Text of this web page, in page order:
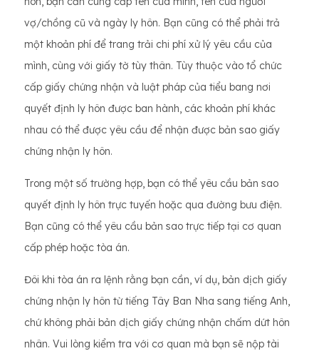
vợ/chồng cũ và ngày ly hôn. Bạn cũng có thể phải trả
một khoản phí để trang trải chi phí xử lý yêu cầu của
mình, cùng với giấy tờ tùy thân. Tùy thuộc vào tổ chức
cấp giấy chứng nhận và luật pháp của tiểu bang nơi
quyết định ly hôn được ban hành, các khoản phí khác
nhau có thể được yêu cầu để nhận được bản sao giấy
chứng nhận ly hôn.
Trong một số trường hợp, bạn có thể yêu cầu bản sao
quyết định ly hôn trực tuyến hoặc qua đường bưu điện.
Bạn cũng có thể yêu cầu bản sao trực tiếp tại cơ quan
cấp phép hoặc tòa án.
Đôi khi tòa án ra lệnh rằng bạn cần, ví dụ, bản dịch giấy
chứng nhận ly hôn từ tiếng Tây Ban Nha sang tiếng Anh,
chứ không phải bản dịch giấy chứng nhận chấm dứt hôn
nhân. Vui lòng kiểm tra với cơ quan mà bạn sẽ nộp tài